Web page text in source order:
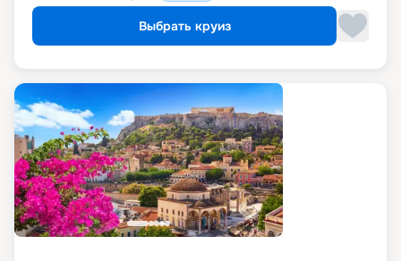
Выбрать круиз